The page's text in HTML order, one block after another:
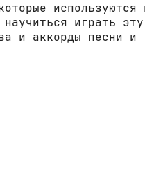
используются
играть
и аккорды песни и